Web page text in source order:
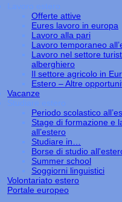
Lavoro estero
Offerte attive
Eures lavoro in europa
Lavoro alla pari
Lavoro temporaneo
Lavoro nel settore
alberghiero
Il settore agricolo in
Estero – Altre
Vacanze
Studiare estero
Periodo scolastico
Stage di formazione e
all’estero
Studiare in…
Borse di studio
Summer school
Soggiorni linguistici
Volontariato estero
Portale europeo